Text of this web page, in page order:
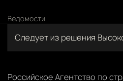
Ведомости
Следует из решения
Российское Агентство по